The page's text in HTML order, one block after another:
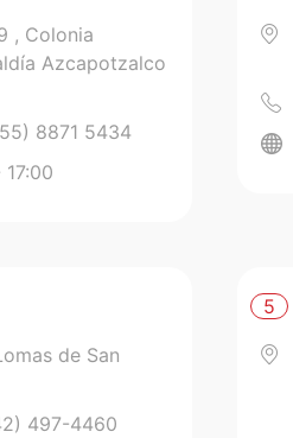
, Colonia
Azcapotzalco
8871 5434
de San
497-4460
5